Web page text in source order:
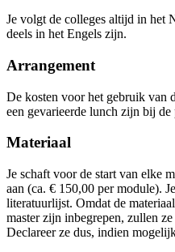
Je volgt de colleges altijd in het
deels in het Engels zijn.
Arrangement
De kosten voor het gebruik van
een gevarieerde lunch zijn bij de
Materiaal
Je schaft voor de start van elke
aan (ca. € 150,00 per module).
literatuurlijst. Omdat de
master zijn inbegrepen, zullen
Declareer ze dus, indien